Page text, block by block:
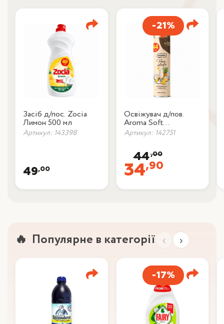
Засіб д/пос. Zocia
Лимон 500 мл
Артикул: 143398
49,00
-21%
Освіжувач д/пов.
Aroma Soft
пінаколада 300 мл
Артикул: 142751
34,90
44,00
Популярне в категорії ‹ ›
-17%